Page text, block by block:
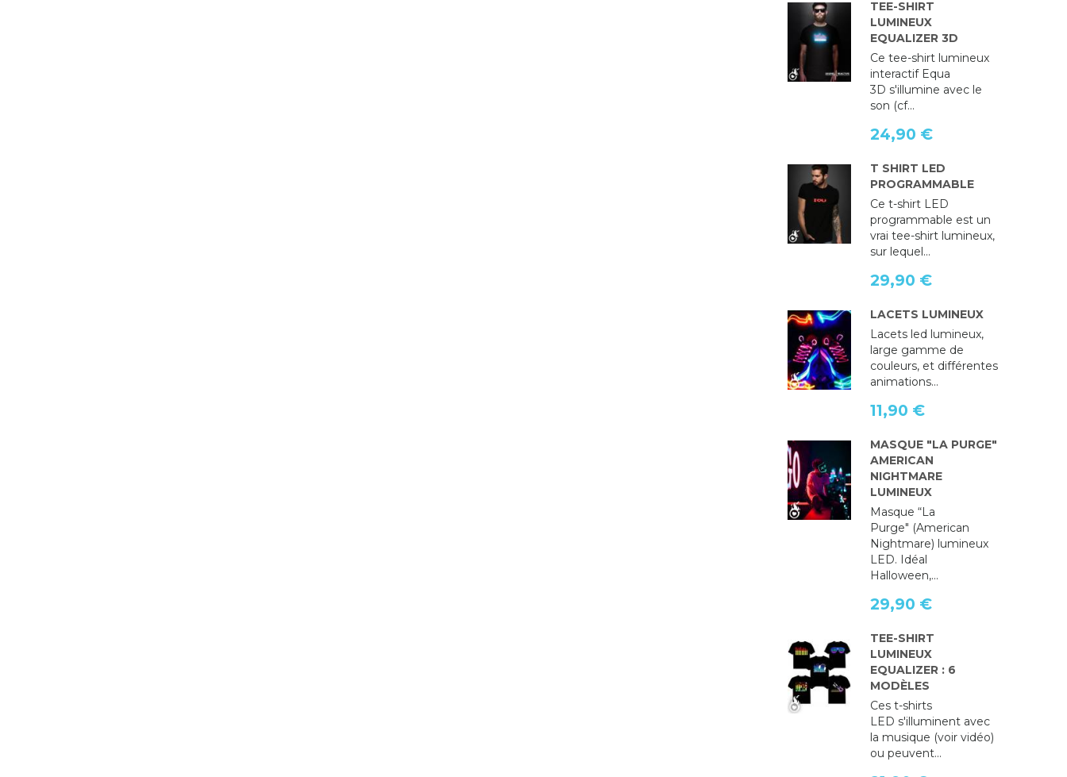
TEE-SHIRT
LUMINEUX
EQUALIZER 3D
Ce tee-shirt lumineux
interactif Equa
3D s'illumine avec le
son (cf...
24,90 €
T SHIRT LED
PROGRAMMABLE
Ce t-shirt LED
programmable est un
vrai tee-shirt lumineux,
sur lequel...
29,90 €
LACETS LUMINEUX
Lacets led lumineux,
large gamme de
couleurs, et différentes
animations...
11,90 €
MASQUE "LA PURGE"
AMERICAN
NIGHTMARE
LUMINEUX
Masque “La
Purge" (American
Nightmare) lumineux
LED. Idéal
Halloween,...
29,90 €
TEE-SHIRT
LUMINEUX
EQUALIZER : 6
MODÈLES
Ces t-shirts
LED s'illuminent avec
la musique (voir vidéo)
ou peuvent...